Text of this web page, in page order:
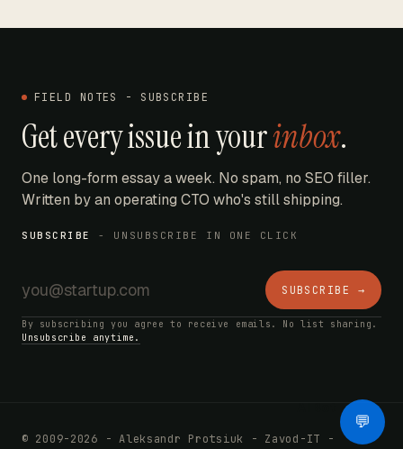
FIELD NOTES - SUBSCRIBE
Get every issue in yourinbox.
One long-form essay a week. No spam, no SEO filler.
Written by an operating CTO who's still shipping.
SUBSCRIBE - UNSUBSCRIBE IN ONE CLICK
SUBSCRIBE →
By subscribing you agree to receive emails. No list sharing.
Unsubscribe anytime.
© 2009-2026 - Aleksandr Protsiuk - Zavod-IT -
💬